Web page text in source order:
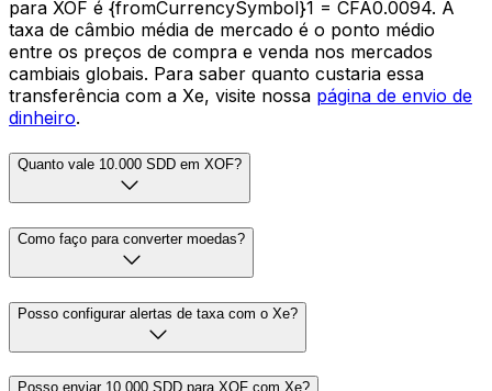
para XOF é {fromCurrencySymbol}1 = CFA0.0094. A
taxa de câmbio média de mercado é o ponto médio
entre os preços de compra e venda nos mercados
cambiais globais. Para saber quanto custaria essa
transferência com a Xe, visite nossa página de envio de
dinheiro.
Quanto vale 10.000 SDD em XOF?
Como faço para converter moedas?
Posso configurar alertas de taxa com o Xe?
Posso enviar 10.000 SDD para XOF com Xe?